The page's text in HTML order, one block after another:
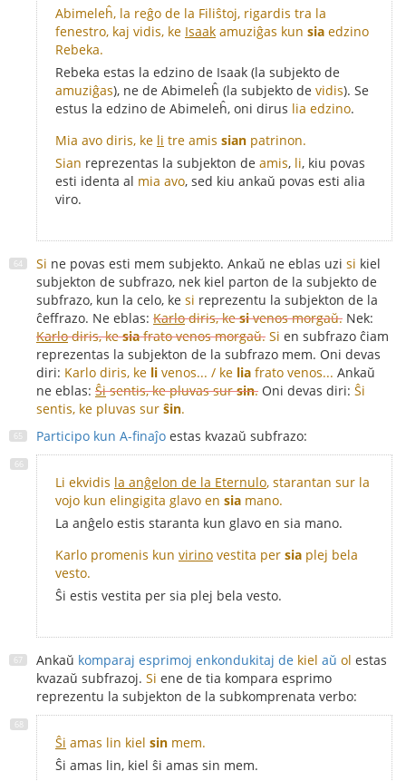
Abimeleĥ, la reĝo de la Filiŝtoj, rigardis tra la
fenestro, kaj vidis, ke Isaak amuziĝas kun sia edzino
Rebeka.
Rebeka estas la edzino de Isaak (la subjekto de
amuziĝas), ne de Abimeleĥ (la subjekto de vidis). Se
estus la edzino de Abimeleĥ, oni dirus lia edzino.
Mia avo diris, ke li tre amis sian patrinon.
Sian reprezentas la subjekton de amis, li, kiu povas
esti identa al mia avo, sed kiu ankaŭ povas esti alia
viro.
Si ne povas esti mem subjekto. Ankaŭ ne eblas uzi si kiel
subjekton de subfrazo, nek kiel parton de la subjekto de
subfrazo, kun la celo, ke si reprezentu la subjekton de la
ĉeffrazo. Ne eblas: Karlodiris, kesivenos morgaŭ. Nek:
Karlodiris, kesiafrato venos morgaŭ. Si en subfrazo ĉiam
reprezentas la subjekton de la subfrazo mem. Oni devas
diri: Karlo diris, ke li venos... / ke lia frato venos... Ankaŭ
ne eblas: Ŝisentis, ke pluvas sursin. Oni devas diri: Ŝi
sentis, ke pluvas sur ŝin.
Participo kun A-finaĵo estas kvazaŭ subfrazo:
Li ekvidis la anĝelon de la Eternulo, starantan sur la
vojo kun elingigita glavo en sia mano.
La anĝelo estis staranta kun glavo en sia mano.
Karlo promenis kun virino vestita per sia plej bela
vesto.
Ŝi estis vestita per sia plej bela vesto.
Ankaŭ komparaj esprimoj enkondukitaj de kiel aŭ ol estas
kvazaŭ subfrazoj. Si ene de tia kompara esprimo
reprezentu la subjekton de la subkomprenata verbo:
Ŝi amas lin kiel sin mem.
Ŝi amas lin, kiel ŝi amas sin mem.